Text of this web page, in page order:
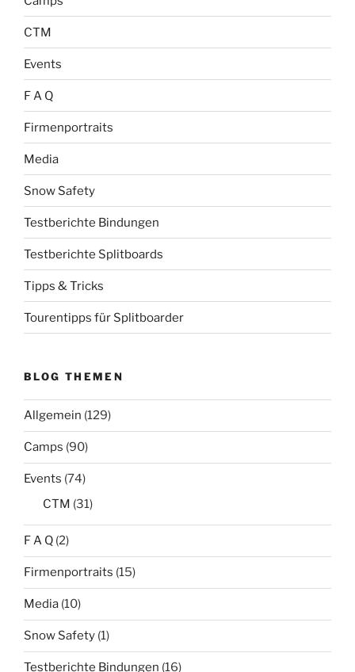
CTM
Events
F A Q
Firmenportraits
Media
Snow Safety
Testberichte Bindungen
Testberichte Splitboards
Tipps & Tricks
Tourentipps für Splitboarder
BLOG THEMEN
Allgemein (129)
Camps (90)
Events (74)
CTM (31)
F A Q (2)
Firmenportraits (15)
Media (10)
Snow Safety (1)
Testberichte Bindungen (16)